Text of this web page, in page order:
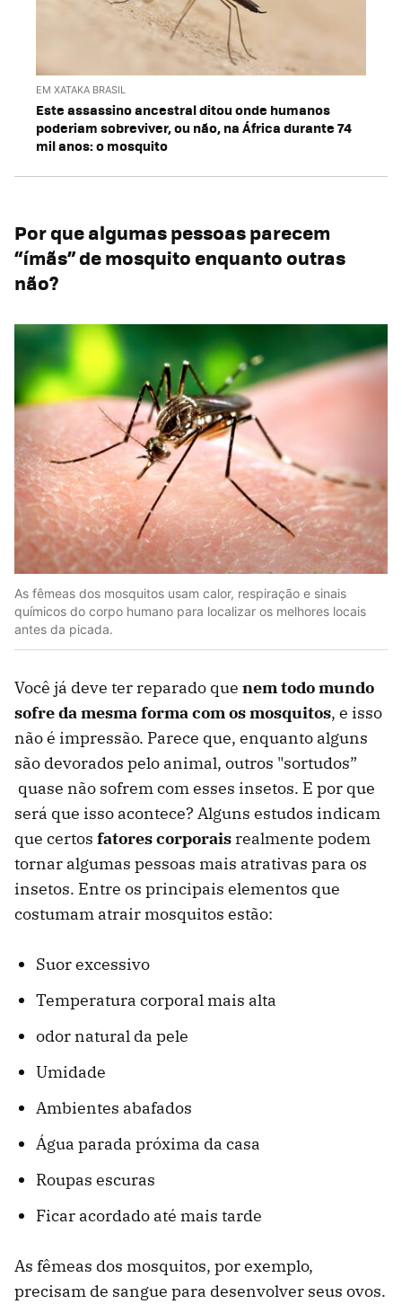
EM XATAKA BRASIL
Este assassino ancestral ditou onde humanos
poderiam sobreviver, ou não, na África durante 74
mil anos: o mosquito
Por que algumas pessoas parecem
“ímãs” de mosquito enquanto outras
não?
As fêmeas dos mosquitos usam calor, respiração e sinais
químicos do corpo humano para localizar os melhores locais
antes da picada.
Você já deve ter reparado que nem todo mundo
sofre da mesma forma com os mosquitos, e isso
não é impressão. Parece que, enquanto alguns
são devorados pelo animal, outros "sortudos”
quase não sofrem com esses insetos. E por que
será que isso acontece? Alguns estudos indicam
que certos fatores corporais realmente podem
tornar algumas pessoas mais atrativas para os
insetos. Entre os principais elementos que
costumam atrair mosquitos estão:
Suor excessivo
Temperatura corporal mais alta
odor natural da pele
Umidade
Ambientes abafados
Água parada próxima da casa
Roupas escuras
Ficar acordado até mais tarde
As fêmeas dos mosquitos, por exemplo,
precisam de sangue para desenvolver seus ovos.